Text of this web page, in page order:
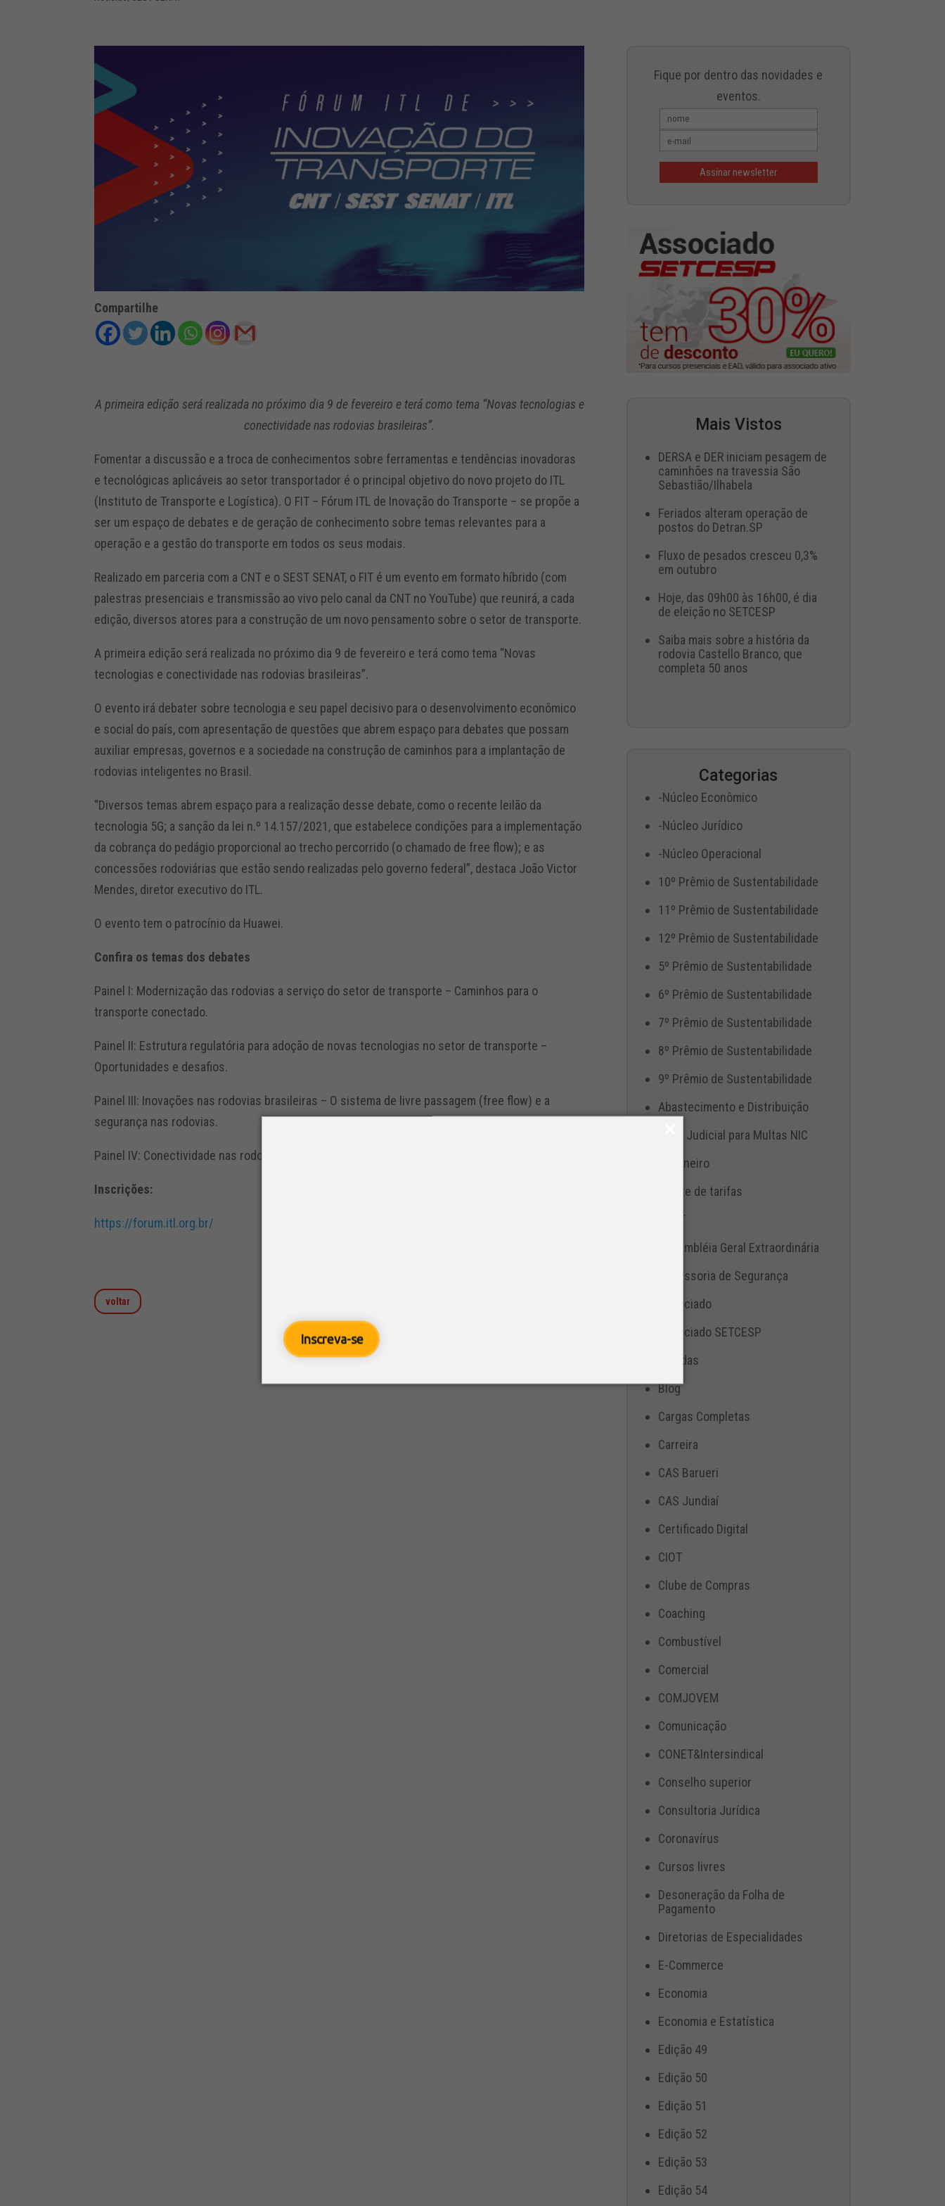
Inscreva-se
Compartilhe
A primeira edição será realizada no próximo dia 9 de fevereiro e terá como tema “Novas tecnologias e
conectividade nas rodovias brasileiras”.
Fomentar a discussão e a troca de conhecimentos sobre ferramentas e tendências inovadoras
e tecnológicas aplicáveis ao setor transportador é o principal objetivo do novo projeto do ITL
(Instituto de Transporte e Logística). O FIT – Fórum ITL de Inovação do Transporte – se propõe a
ser um espaço de debates e de geração de conhecimento sobre temas relevantes para a
operação e a gestão do transporte em todos os seus modais.
Realizado em parceria com a CNT e o SEST SENAT, o FIT é um evento em formato híbrido (com
palestras presenciais e transmissão ao vivo pelo canal da CNT no YouTube) que reunirá, a cada
edição, diversos atores para a construção de um novo pensamento sobre o setor de transporte.
A primeira edição será realizada no próximo dia 9 de fevereiro e terá como tema “Novas
tecnologias e conectividade nas rodovias brasileiras”.
O evento irá debater sobre tecnologia e seu papel decisivo para o desenvolvimento econômico
e social do país, com apresentação de questões que abrem espaço para debates que possam
auxiliar empresas, governos e a sociedade na construção de caminhos para a implantação de
rodovias inteligentes no Brasil.
“Diversos temas abrem espaço para a realização desse debate, como o recente leilão da
tecnologia 5G; a sanção da lei n.º 14.157/2021, que estabelece condições para a implementação
da cobrança do pedágio proporcional ao trecho percorrido (o chamado de free flow); e as
concessões rodoviárias que estão sendo realizadas pelo governo federal”, destaca João Victor
Mendes, diretor executivo do ITL.
O evento tem o patrocínio da Huawei.
Confira os temas dos debates
Painel I: Modernização das rodovias a serviço do setor de transporte – Caminhos para o
transporte conectado.
Painel II: Estrutura regulatória para adoção de novas tecnologias no setor de transporte –
Oportunidades e desafios.
Painel III: Inovações nas rodovias brasileiras – O sistema de livre passagem (free flow) e a
segurança nas rodovias.
Painel IV: Conectividade nas rodovias e o desenvolvimento humano e social.
Inscrições:
https://forum.itl.org.br/
voltar
Fique por dentro das novidades e
eventos.
Mais Vistos
DERSA e DER iniciam pesagem de
caminhões na travessia São
Sebastião/Ilhabela
Feriados alteram operação de
postos do Detran.SP
Fluxo de pesados cresceu 0,3%
em outubro
Hoje, das 09h00 às 16h00, é dia
de eleição no SETCESP
Saiba mais sobre a história da
rodovia Castello Branco, que
completa 50 anos
Categorias
-Núcleo Econômico
-Núcleo Jurídico
-Núcleo Operacional
10º Prêmio de Sustentabilidade
11º Prêmio de Sustentabilidade
12º Prêmio de Sustentabilidade
5º Prêmio de Sustentabilidade
6º Prêmio de Sustentabilidade
7º Prêmio de Sustentabilidade
8º Prêmio de Sustentabilidade
9º Prêmio de Sustentabilidade
Abastecimento e Distribuição
Ação Judicial para Multas NIC
Aduaneiro
Ajuste de tarifas
ANTT
Assembléia Geral Extraordinária
Assessoria de Segurança
Associado
Associado SETCESP
Bebidas
Blog
Cargas Completas
Carreira
CAS Barueri
CAS Jundiaí
Certificado Digital
CIOT
Clube de Compras
Coaching
Combustível
Comercial
COMJOVEM
Comunicação
CONET&Intersindical
Conselho superior
Consultoria Jurídica
Coronavírus
Cursos livres
Desoneração da Folha de
Pagamento
Diretorias de Especialidades
E-Commerce
Economia
Economia e Estatística
Edição 49
Edição 50
Edição 51
Edição 52
Edição 53
Edição 54